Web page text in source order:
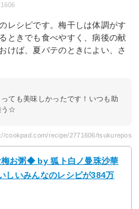
レシピです。梅干しは体調がす
ときでも食べやすく、病後の献
けば、夏バテのときによい、さ
ても美味しかったです！いつも助
う☆
cookpad.com/recipe/2771606/tsukurepos
お粥◆ by 狐ト白ノ曼珠沙華
しいみんなのレシピが384万